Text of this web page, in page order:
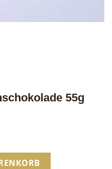
55g
55g Menge